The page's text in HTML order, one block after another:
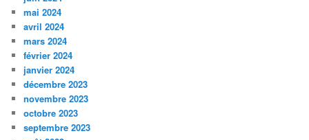
mai 2024
avril 2024
mars 2024
février 2024
janvier 2024
décembre 2023
novembre 2023
octobre 2023
septembre 2023